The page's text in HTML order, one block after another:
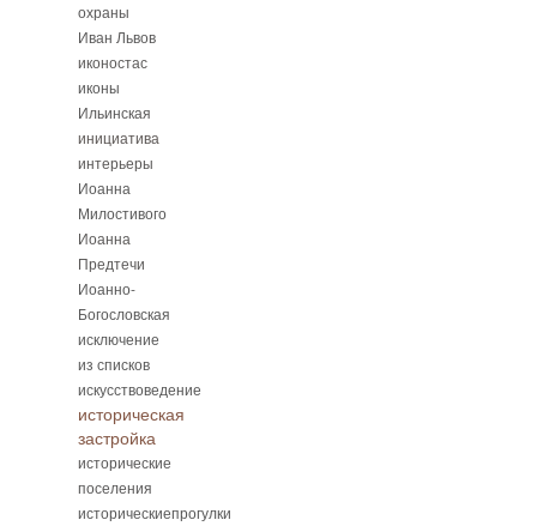
охраны
Иван Львов
иконостас
иконы
Ильинская
инициатива
интерьеры
Иоанна
Милостивого
Иоанна
Предтечи
Иоанно-
Богословская
исключение
из списков
искусствоведение
историческая
застройка
исторические
поселения
историческиепрогулки